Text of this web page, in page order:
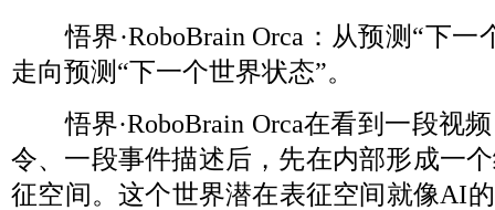
悟界·RoboBrain Orca：从预测“下
走向预测“下一个世界状态”。
悟界·RoboBrain Orca在看到一段视
令、一段事件描述后，先在内部形成一
征空间。这个世界潜在表征空间就像AI